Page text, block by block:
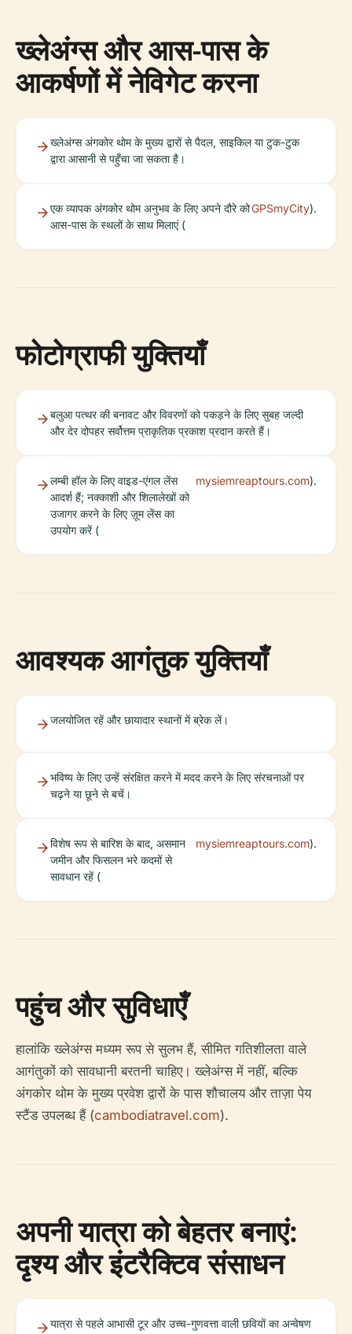
ख्लेअंग्स और आस-पास के
आकर्षणों में नेविगेट करना
ख्लेअंग्स अंगकोर थोम के मुख्य द्वारों से पैदल, साइकिल या टुक-टुक
द्वारा आसानी से पहुँचा जा सकता है।
एक व्यापक अंगकोर थोम अनुभव के लिए अपने दौरे को
आस-पास के स्थलों के साथ मिलाएं (
GPSmyCity).
फोटोग्राफी युक्तियाँ
बलुआ पत्थर की बनावट और विवरणों को पकड़ने के लिए सुबह जल्दी
और देर दोपहर सर्वोत्तम प्राकृतिक प्रकाश प्रदान करते हैं।
लम्बी हॉल के लिए वाइड-एंगल लेंस
आदर्श हैं; नक्काशी और शिलालेखों को
उजागर करने के लिए ज़ूम लेंस का
उपयोग करें (
mysiemreaptours.com).
आवश्यक आगंतुक युक्तियाँ
जलयोजित रहें और छायादार स्थानों में ब्रेक लें।
भविष्य के लिए उन्हें संरक्षित करने में मदद करने के लिए संरचनाओं पर
चढ़ने या छूने से बचें।
विशेष रूप से बारिश के बाद, असमान
जमीन और फिसलन भरे कदमों से
सावधान रहें (
mysiemreaptours.com).
पहुंच और सुविधाएँ
हालांकि ख्लेअंग्स मध्यम रूप से सुलभ हैं, सीमित गतिशीलता वाले
आगंतुकों को सावधानी बरतनी चाहिए। ख्लेअंग्स में नहीं, बल्कि
अंगकोर थोम के मुख्य प्रवेश द्वारों के पास शौचालय और ताज़ा पेय
स्टैंड उपलब्ध हैं (cambodiatravel.com).
अपनी यात्रा को बेहतर बनाएं:
दृश्य और इंटरैक्टिव संसाधन
यात्रा से पहले आभासी टूर और उच्च-गुणवत्ता वाली छवियों का अन्वेषण